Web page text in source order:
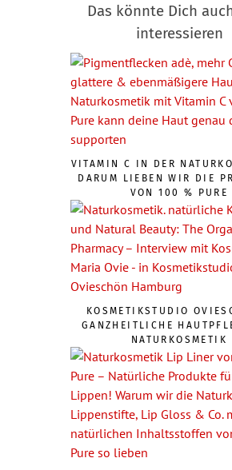
Das könnte Dich
interessieren
VITAMIN C IN DER
DARUM LIEBEN WIR DIE
VON 100 % PURE
KOSMETIKSTUDIO
GANZHEITLICHE
NATURKOSMETIK